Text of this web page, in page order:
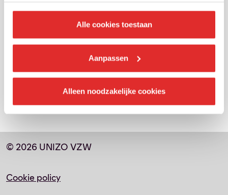
Alle cookies toestaan
Aanpassen
Alleen noodzakelijke cookies
© 2026 UNIZO VZW
Cookie policy